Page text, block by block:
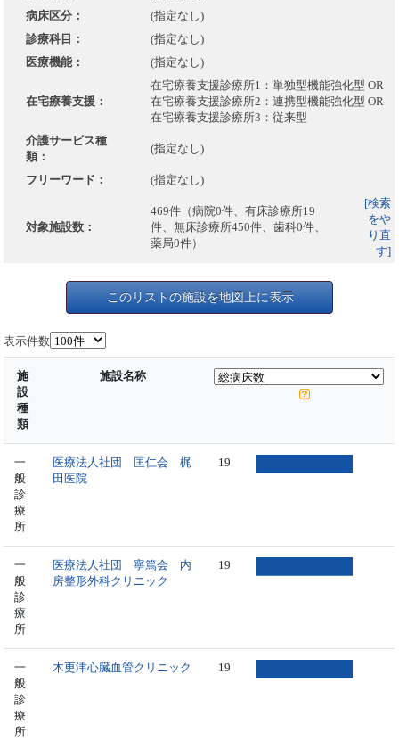
病床区分：
(指定なし)
診療科目：
(指定なし)
医療機能：
(指定なし)
在宅療養支援：
在宅療養支援診療所1：単独型機能強化型 OR
在宅療養支援診療所2：連携型機能強化型 OR
在宅療養支援診療所3：従来型
介護サービス種
類：
(指定なし)
フリーワード： (指定なし)
対象施設数：
469件（病院0件、有床診療所19
件、無床診療所450件、歯科0件、
薬局0件）
[検索
をや
り直
す]
このリストの施設を地図上に表示
表示件数
施
設
種
類
施設名称
一
般
診
療
所
医療法人社団 匡仁会 梶
田医院
19
一
般
診
療
所
医療法人社団 寧篤会 内
房整形外科クリニック
19
一
般
診
療
所
木更津心臓血管クリニック 19